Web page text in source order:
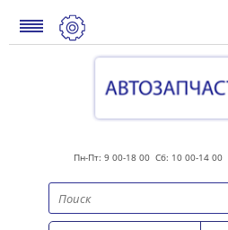
Пн-Пт: 9 00-18 00 Сб: 10 00-14 00